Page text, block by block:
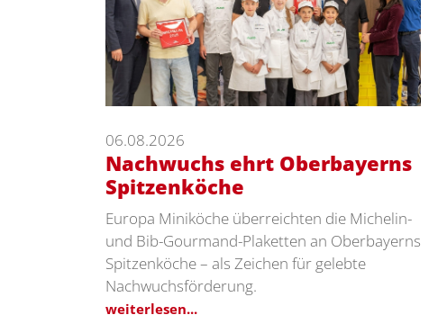
06.08.2026
Nachwuchs ehrt Oberbayerns
Spitzenköche
Europa Miniköche überreichten die Michelin-
und Bib-Gourmand-Plaketten an Oberbayerns
Spitzenköche – als Zeichen für gelebte
Nachwuchsförderung.
weiterlesen...